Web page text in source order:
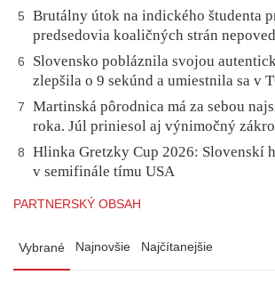
5
Brutálny útok na indického študenta
predsedovia koaličných strán
6
Slovensko pobláznila svojou
zlepšila o 9 sekúnd a umiestnila sa v
7
Martinská pôrodnica má za sebou
roka. Júl priniesol aj výnimočný
8
Hlinka Gretzky Cup 2026: Slovenskí
v semifinále tímu USA
PARTNERSKÝ OBSAH
Vybrané Najnovšie Najčítanejšie